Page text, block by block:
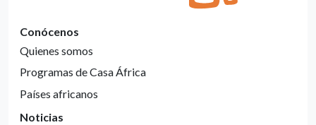
Conócenos
Quienes somos
Programas de Casa África
Países africanos
Noticias